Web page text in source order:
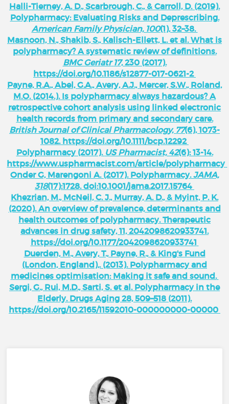
Halli-Tierney, A. D., Scarbrough, C., & Carroll, D. (2019).
Polypharmacy: Evaluating Risks and Deprescribing.
American Family Physician, 100(1), 32–38.
Masnoon, N., Shakib, S., Kalisch-Ellett, L. et al. What is
polypharmacy? A systematic review of definitions.
BMC Geriatr 17, 230 (2017).
https://doi.org/10.1186/s12877-017-0621-2
Payne, R.A., Abel, G.A., Avery, A.J., Mercer, S.W., Roland,
M.O. (2014.). Is polypharmacy always hazardous? A
retrospective cohort analysis using linked electronic
health records from primary and secondary care.
British Journal of Clinical Pharmacology, 77(6), 1073-
1082. https://doi.org/10.1111/bcp.12292
Polypharmacy (2017). US Pharmacist, 42(6): 13-14.
https://www.uspharmacist.com/article/polypharmacy
Onder G, Marengoni A. (2017). Polypharmacy.JAMA,
318(17):1728. doi:10.1001/jama.2017.15764
Khezrian, M., McNeil, C. J., Murray, A. D., & Myint, P. K.
(2020). An overview of prevalence, determinants and
health outcomes of polypharmacy. Therapeutic
advances in drug safety, 11, 2042098620933741.
https://doi.org/10.1177/2042098620933741
Duerden, M., Avery, T., Payne, R., & King's Fund
(London, England),. (2013). Polypharmacy and
medicines optimisation: Making it safe and sound.
Sergi, G., Rui, M.D., Sarti, S. et al. Polypharmacy in the
Elderly. Drugs Aging 28, 509–518 (2011).
https://doi.org/10.2165/11592010-000000000-00000